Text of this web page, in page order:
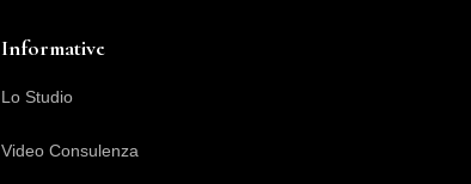
Informative
Lo Studio
Video Consulenza